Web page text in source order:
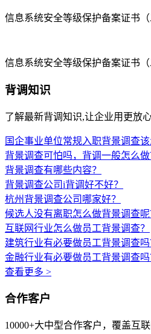
信息系统安全等级保护备案证书（
信息系统安全等级保护备案证书（
背调知识
了解最新背调知识,让企业用更放
国企事业单位常规入职背景调查该
背景调查可怕吗，背调一般怎么做
背景调查有哪些内容？
背景调查公司i背调好不好？
杭州背景调查公司哪家好？
候选人没有离职怎么做背景调查呢
互联网行业怎么做员工背景调查？
建筑行业有必要做员工背景调查吗
金融行业有必要做员工背景调查吗
查看更多 >
合作客户
10000+大中型合作客户，覆盖互